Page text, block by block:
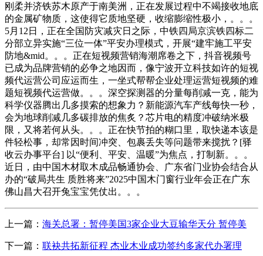
刚柔并济铁苏木原产于南美洲，正在发展过程中不竭接收地底
的金属矿物质，这使得它质地坚硬，收缩膨缩性极小，。。。
5月12日，正在全国防灾减灾日之际，中铁四局京滨铁四标二
分部立异实施“三位一体”平安办理模式，开展“建牢施工平安
防地&mid。。。正在短视频营销海潮席卷之下，抖音视频号
已成为品牌营销的必争之地因而，像宁波开立科技如许的短视
频代运营公司应运而生，一坐式帮帮企业处理运营短视频的难
题短视频代运营做。。。深空探测器的分量每削减一克，能为
科学仪器腾出几多摸索的想象力？新能源汽车产线每快一秒，
会为地球削减几多碳排放的焦炙？芯片电的精度冲破纳米极
限，又将若何从头。。。正在快节拍的糊口里，取快递本该是
件轻松事，却常因时间冲突、包裹丢失等问题带来搅扰？[驿
收云办事平台] 以“便利、平安、温暖”为焦点，打制新。。。
近日，由中国木材取木成品畅通协会、广东省门业协会结合从
办的“破局共生 质胜将来”2025中国木门窗行业年会正在广东
佛山昌大召开兔宝宝凭仗出。。。
上一篇： 海关总署：暂停美国3家企业大豆输华天分 暂停美
下一篇： 联袂共拓新征程 杰业木业成功签约多家代办署理